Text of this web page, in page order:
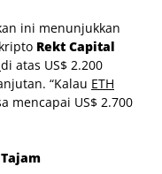
ini menunjukkan
Rekt Capital
di atas US$ 2.200
“Kalau ETH
mencapai US$ 2.700